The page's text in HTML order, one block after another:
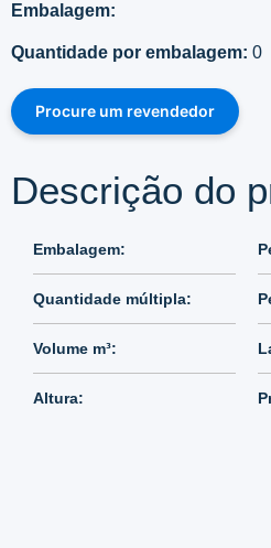
Embalagem:
Quantidade por embalagem: 0
Procure um revendedor
Descrição do
Embalagem:
Quantidade múltipla:
Volume m³:
Altura: